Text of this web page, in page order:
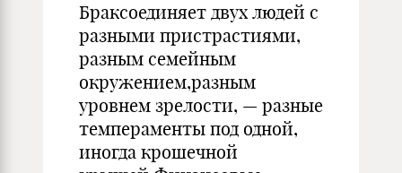
Браксоединяет двух людей с
разными пристрастиями,
разным семейным
окружением,разным
уровнем зрелости, — разные
темпераменты под одной,
иногда крошечной